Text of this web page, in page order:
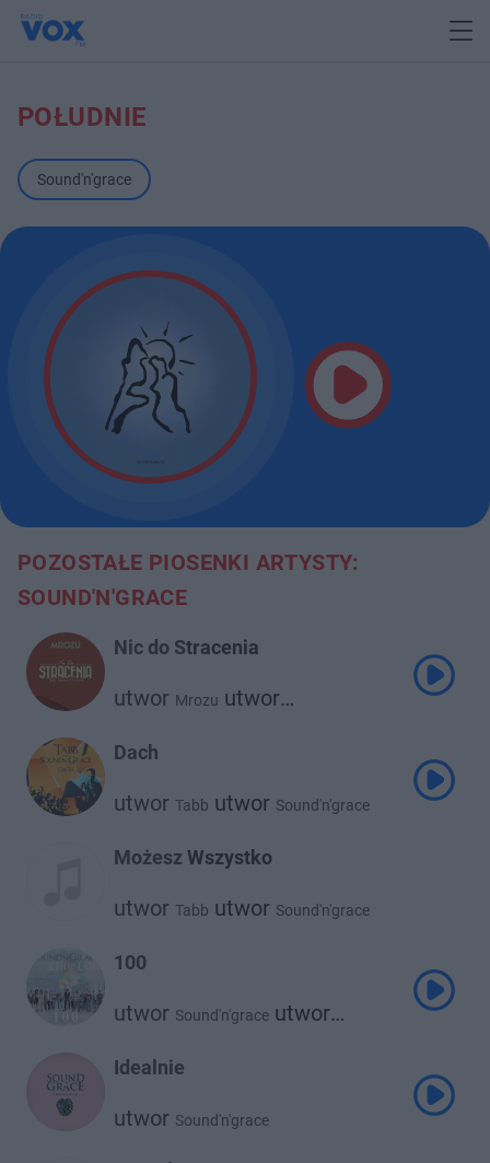
POŁUDNIE
Sound'n'grace
POZOSTAŁE PIOSENKI ARTYSTY:
SOUND'N'GRACE
Nic do Stracenia
utwor Mrozu utwor
Dach
utwor Tabb utwor Sound'n'grace
Możesz Wszystko
utwor Tabb utwor Sound'n'grace
100
utwor Sound'n'grace utwor
Idealnie
utwor Sound'n'grace